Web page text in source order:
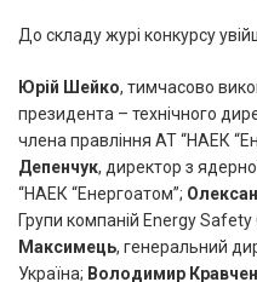
До складу журі конкурсу
Юрій Шейко, тимчасово
президента – технічного
члена правління АТ “НАЕК
Депенчук, директор з
“НАЕК “Енергоатом”;
Групи компаній Energy Safety
Максимець, генеральний
Україна; Володимир